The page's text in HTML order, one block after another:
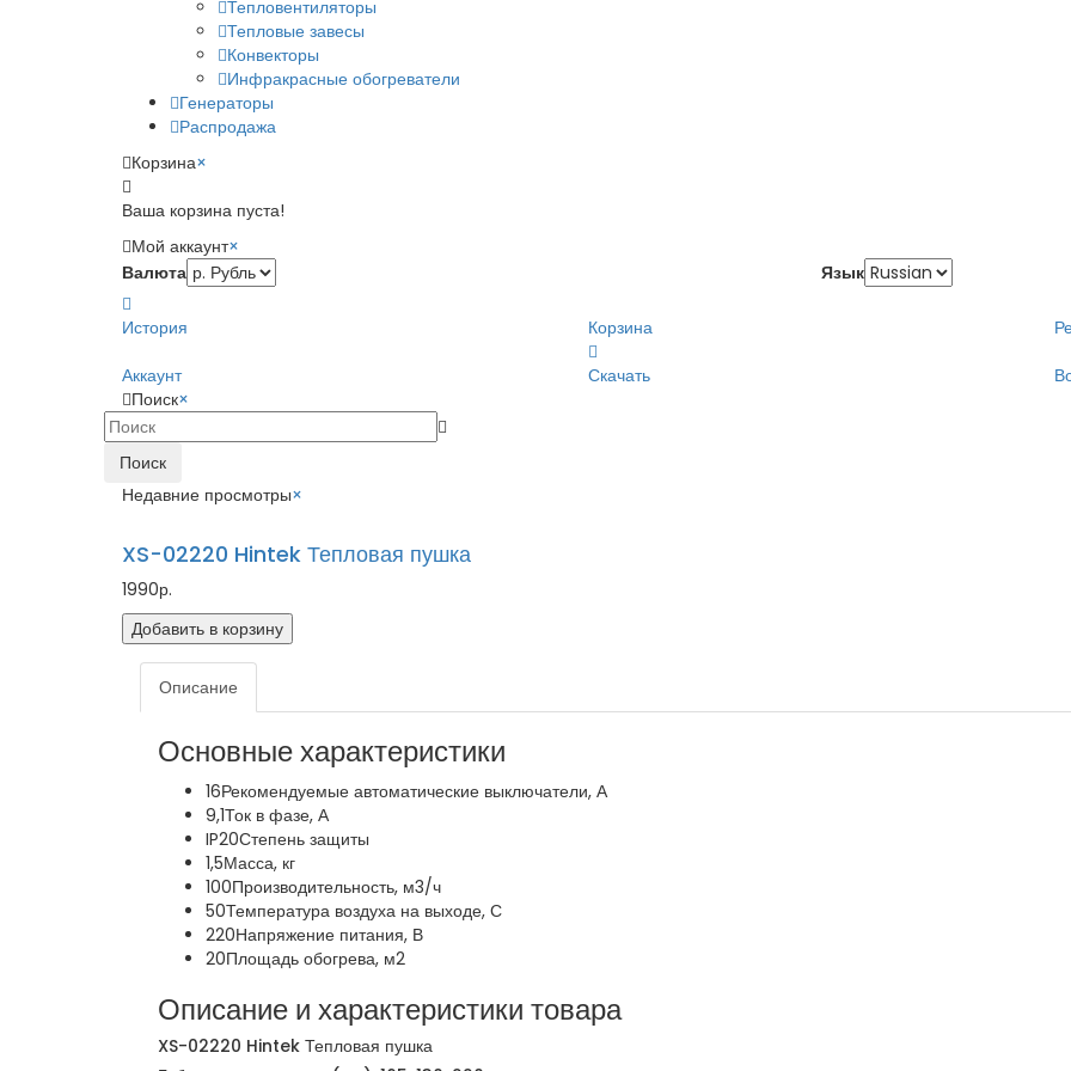
Тепловентиляторы
Тепловые завесы
Конвекторы
Инфракрасные обогреватели
Генераторы
Распродажа
Корзина×
Ваша корзина пуста!
Мой аккаунт×
Валюта
Язык
История Корзина
Аккаунт
Скачать
Поиск×
Поиск
Недавние просмотры×
XS-02220 Hintek Тепловая пушка
1990р.
Добавить в корзину
Описание
Основные характеристики
16Рекомендуемые автоматические выключатели, А
9,1Ток в фазе, А
IP20Степень защиты
1,5Масса, кг
100Производительность, м3/ч
50Температура воздуха на выходе, С
220Напряжение питания, В
20Площадь обогрева, м2
Описание и характеристики товара
XS-02220 Hintek Тепловая пушка